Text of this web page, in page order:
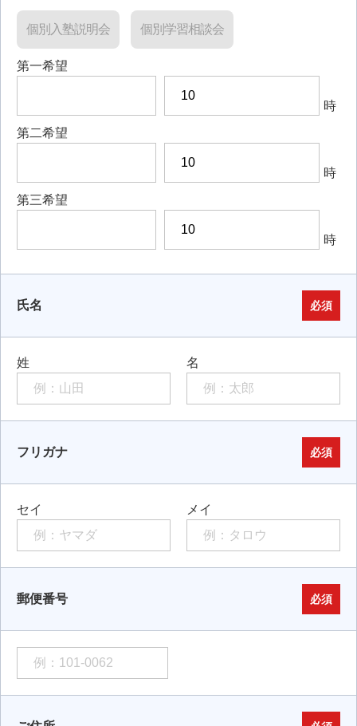
個別入塾説明会 個別学習相談会
第一希望
時
第二希望
時
第三希望
時
氏名 必須
姓 名
フリガナ 必須
セイ メイ
郵便番号 必須